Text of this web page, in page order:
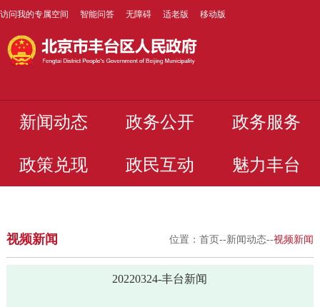
访问我的专属空间 智能问答 无障碍 适老版 移动版
新闻动态 政务公开 政务服务
政策兑现 政民互动 魅力丰台
视频新闻 位置：首页--新闻动态--视频新闻
20220324-丰台新闻